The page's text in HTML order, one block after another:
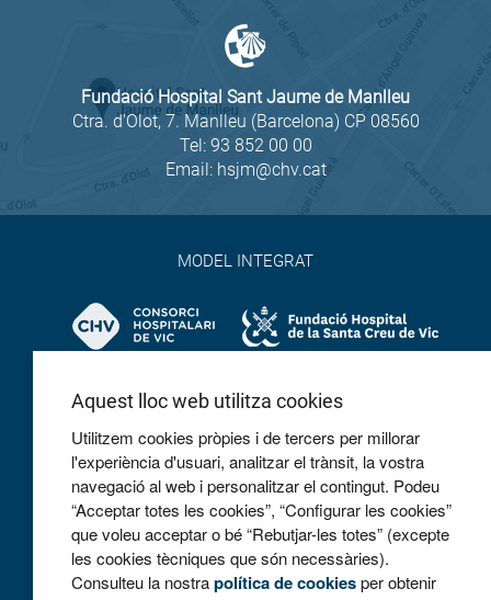
Fundació Hospital Sant Jaume de Manlleu
Ctra. d'Olot, 7. Manlleu (Barcelona) CP 08560
Tel: 93 852 00 00
Email: hsjm@chv.cat
MODEL INTEGRAT
COL·LABOREM
Aquest lloc web utilitza cookies
Utilitzem cookies pròpies i de tercers per millorar
l'experiència d'usuari, analitzar el trànsit, la vostra
navegació al web i personalitzar el contingut. Podeu
“Acceptar totes les cookies”, “Configurar les cookies”
que voleu acceptar o bé “Rebutjar-les totes” (excepte
les cookies tècniques que són necessàries).
Consulteu la nostrapolítica de cookiesper obtenir